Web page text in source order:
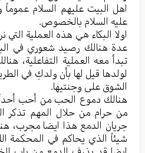
اهل البیت علیهم السلام
علیه السلام بالخصوص.
اولا البکاء هي هذه العملية التي
عدة هنالك رصید شعوري في
تبدأ معه العملیة التفاعلیة،
لولدها قیل لها بأن ولدكِ في
الشوق علی وجنتیها.
هنالك دموع الحب من أحب أحداً
من حرام من حلال المهم تذکر
جریان الدمع هذا ایضا مجرب،
شیئاً الذي یحاکم في المحکمة